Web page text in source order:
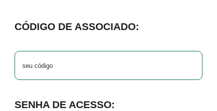
CÓDIGO DE ASSOCIADO:
SENHA DE ACESSO: